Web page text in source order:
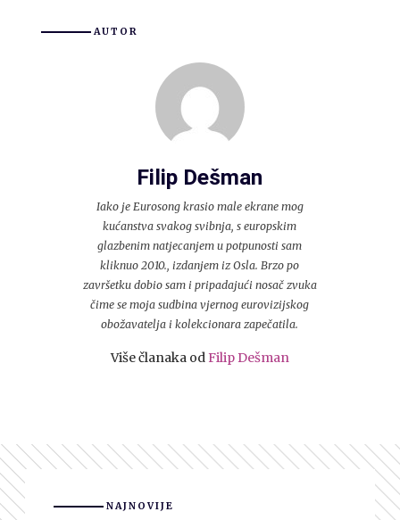
AUTOR
Filip Dešman
Iako je Eurosong krasio male ekrane mog
kućanstva svakog svibnja, s europskim
glazbenim natjecanjem u potpunosti sam
kliknuo 2010., izdanjem iz Osla. Brzo po
završetku dobio sam i pripadajući nosač zvuka
čime se moja sudbina vjernog eurovizijskog
obožavatelja i kolekcionara zapečatila.
Više članaka odFilip Dešman
NAJNOVIJE